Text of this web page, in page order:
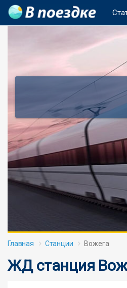
Главная Станции Вожега
ЖД станция